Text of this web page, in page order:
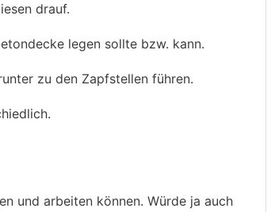
drauf.
legen sollte bzw. kann.
zu den Zapfstellen führen.
und arbeiten können. Würde ja auch